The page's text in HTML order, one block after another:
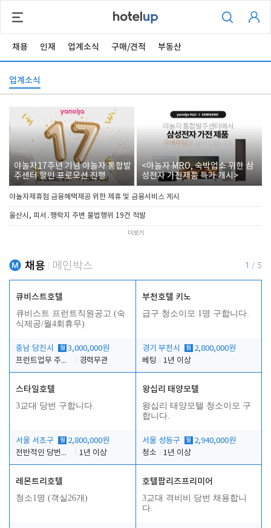
채용 인재 업계소식 구매/견적 부동산
업계소식
야놀자17주년 기념 야놀자 통합발
주센터 할인 프로모션 진행
<야놀자 MRO, 숙박업소 위한 삼
성전자 가전제품 특가 개시>
야놀자제휴점 금융혜택제공 위한 제휴 및 금융서비스 게시
울산시, 피서․행락지 주변 불법행위 19건 적발
더보기
채용 메인박스 1 / 5
큐비스트호텔
큐비스트 프런트직원공고 (숙
식제공/월4회휴무)
충남 당진시 월 3,000,000원
프런트업무 주간, 야간
경력무관
부천호텔 키노
급구 청소이모 1명 구합니다.
경기 부천시 월 2,800,000원
베팅
1년 이상
스타일호텔
3교대 당번 구합니다.
서울 서초구 월 2,800,000원
전반적인 당번업무
1년 이상
왕십리 태양모텔
왕십리 태양모텔 청소이모 구
합니다.
서울 성동구 월 2,940,000원
청소
1년 이상
레몬트리호텔
청소1명 (객실26개)
호텔팝리즈프리미어
3교대 격비비 당번 채용합니
다.